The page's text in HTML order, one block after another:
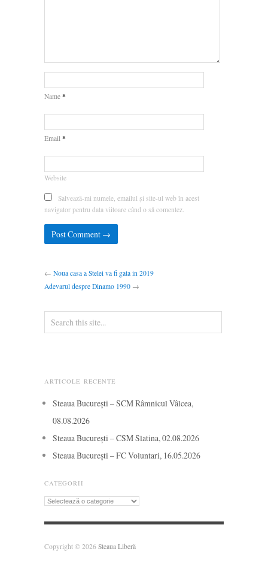
Name *
Email *
Website
Salvează-mi numele, emailul și site-ul web în acest
navigator pentru data viitoare când o să comentez.
← Noua casa a Stelei va fi gata in 2019
Adevarul despre Dinamo 1990 →
ARTICOLE RECENTE
Steaua București – SCM Râmnicul Vâlcea,
08.08.2026
Steaua București – CSM Slatina, 02.08.2026
Steaua București – FC Voluntari, 16.05.2026
CATEGORII
Categorii
Copyright © 2026 Steaua Liberă